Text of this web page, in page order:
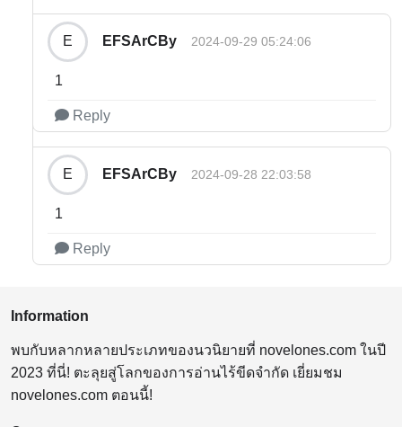
E EFSArCBy 2024-09-29 05:24:06
1
Reply
E EFSArCBy 2024-09-28 22:03:58
1
Reply
Information
พบกับหลากหลายประเภทของนวนิยายที่ novelones.com ในปี
2023 ที่นี่! ตะลุยสู่โลกของการอ่านไร้ขีดจำกัด เยี่ยมชม
novelones.com ตอนนี้!